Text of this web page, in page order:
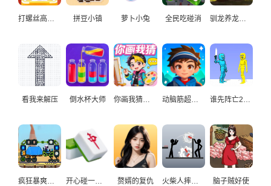
打螺丝高手益智游戏 拼豆小镇 萝卜小兔 全民吃碰消 驯龙养龙孵化高手
看我来解压 倒水杯大师 你画我猜真人 动脑筋超爱玩 谁先阵亡2双人
赘婿的复仇 火柴人摔炮仗 脑子贼好使